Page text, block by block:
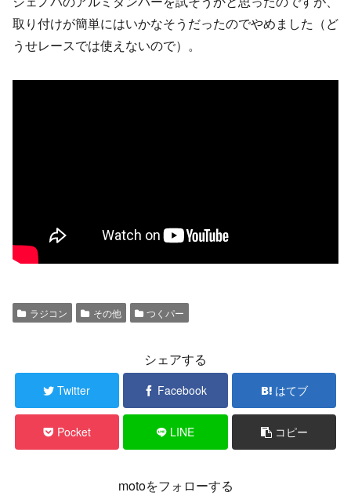
取り付けが簡単にはいかなそうだったのでやめました（ど
うせレースでは使えないので）。
ラジコン その他 つくパー
シェアする
Twitter Facebook はてブ
Pocket LINE コピー
motoをフォローする